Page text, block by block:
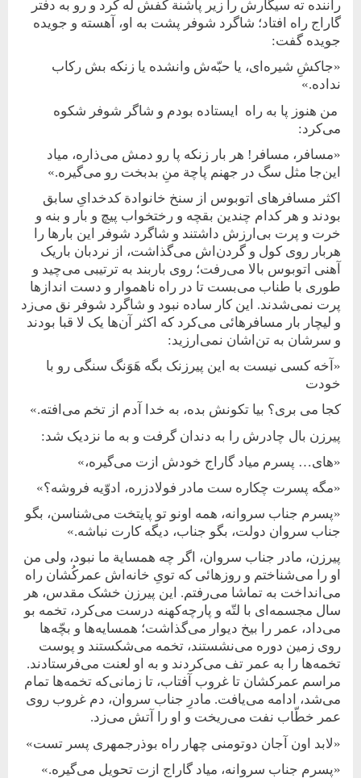
راننده ته سیگارش را زیر پاشنة کفش له کرد و رو به دفتر
گاراج راه افتاد؛ شاگرد شوفر پشت به او، آهسته و جویده
جویده گفت:
«جاکشِ شیره‌ای، یا حبّه‌ش وانشده یا زنکه بش رکاب
نداده.»
من هنوز پا به راه ایستاده بودم و شاگر شوفر شکوه
می‌کرد:
«مسافر، مسافر! هر بار زنکه پا رو دمش می‌ذاره، میاد
این‌جا مثل سگ در جهنم پاچة منِ بدبخت رو می‌گیره.»
اکثر مسافرهای اتوبوس از سنخ خانوادة کدخدایِ سابق
بودند و هر کدام چندین بقچه و رختخواب پیچ و بار و بنه و
خرت و پرت بی‌ارزش داشتند و شاگرد شوفر این بارها را
هربار روی کول و گردن‌اش می‌گذاشت، از نردبان باریک
آهنی اتوبوس بالا می‌رفت؛ روی باربند به ترتیبی می‌چید و
طوری با طناب می‌بست تا در راه ناهموار و دست اندازها
پرت نمی‌شدند. این کار ساده نبود و شاگرد شوفر نق می‌زد
و لیچار بار مسافرهائی می‌کرد که اکثر آن‌ها یک لا قبا بودند
و سرشان به تن‌اشان نمی‌ارزید:
«آخه کسی نیست به این پیرزنک بگه هَوَنگ سنگی رو با
خودت
کجا می بری؟ بیا تکونش بده، به خدا آدم از تخم می‌افته.»
پیرزن بال چادرش را به دندان گرفت و به ما نزدیک شد:
«های‌… پسرم میاد گاراج خودش ازت می‌گیره،»
«مگه پسرت چکاره ست مادر فولادزره، ادوّیه فروشه؟»
«پسرم جناب سروانه، همه اونو تو پایتخت می‌شناسن، بگو
جناب سروان دولت، بگو جناب، دیگه کارت نباشه.»
پیرزن، مادر جناب سروان، اگر چه همسایة ما نبود، ولی من
او را می‌شناختم و روزهائی که تویِ خانه‌اش عمرکُشان راه
می‌انداخت به تماشا می‌رفتم. این پیرزن خشک مقدس، هر
سال مجسمه‌ای با لتّه و پارچه‌کهنه درست می‌کرد، تخمه بو
می‌داد، عمر را بیخ دیوار می‌گذاشت؛ همسایه‌ها و بچّه‌ها
روی زمین دوره می‌نشستند، تخمه می‌شکستند و پوست
تخمه‌ها را به عمر تف می‌کردند و به او لعنت می‌فرستادند‌.
مراسم عمرکشان تا غروب آفتاب، تا زمانی‌که تخمه‌ها تمام
می‌شد، ادامه می‌یافت. مادرِ جناب سروان، دم غروب روی
عمر خطّاب نفت می‌ریخت و او را آتش می‌زد.
«لابد اون آجان دوتومنی چهار راه بوذرجمهری پسر تست»
«پسرم جناب سروانه، میاد گاراج ازت تحویل می‌گیره.»